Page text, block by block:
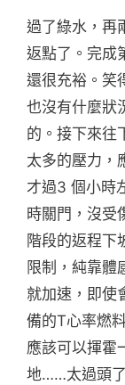
過了綠水，再
返點了。完成
還很充裕。笑
也沒有什麼狀
的。接下來往
太多的壓力，
才過3 個小時
時關門，沒受
階段的返程下
限制，純靠體
就加速，即使
備的T心率燃
應該可以揮霍
地……太過頭